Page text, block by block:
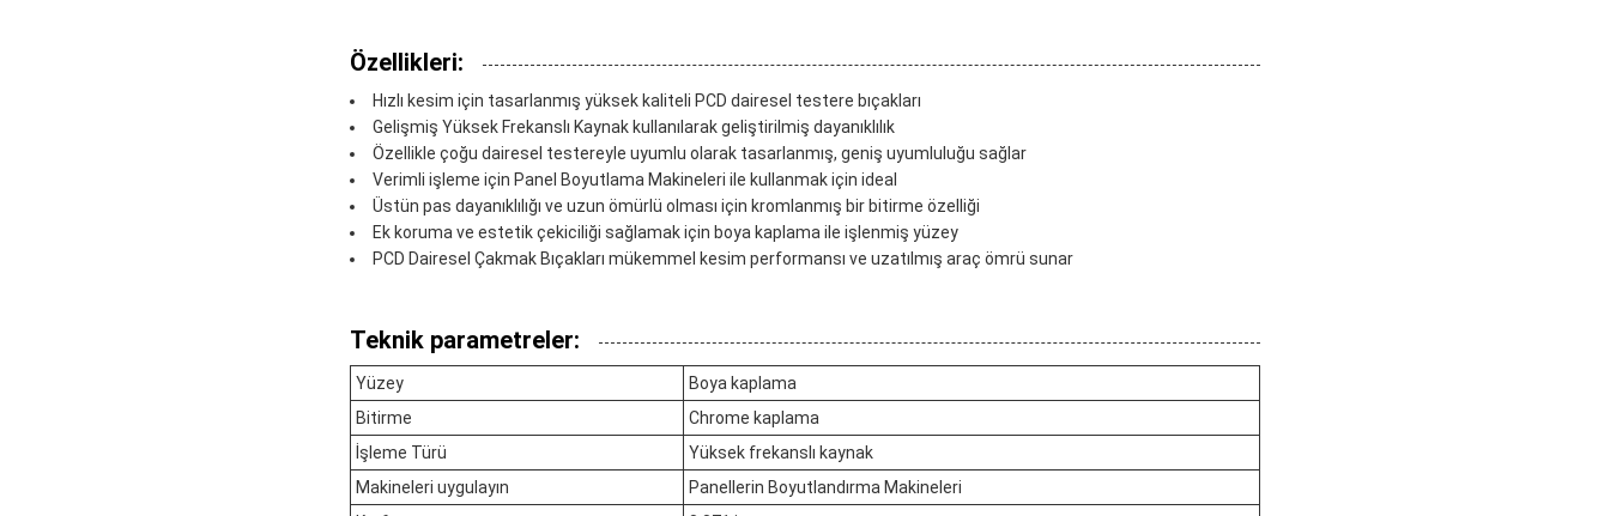
Özellikleri:
Hızlı kesim için tasarlanmış yüksek kaliteli PCD dairesel testere bıçakları
Gelişmiş Yüksek Frekanslı Kaynak kullanılarak geliştirilmiş dayanıklılık
Özellikle çoğu dairesel testereyle uyumlu olarak tasarlanmış, geniş uyumluluğu sağlar
Verimli işleme için Panel Boyutlama Makineleri ile kullanmak için ideal
Üstün pas dayanıklılığı ve uzun ömürlü olması için kromlanmış bir bitirme özelliği
Ek koruma ve estetik çekiciliği sağlamak için boya kaplama ile işlenmiş yüzey
PCD Dairesel Çakmak Bıçakları mükemmel kesim performansı ve uzatılmış araç ömrü sunar
Teknik parametreler:
Yüzey
Boya kaplama
Bitirme
Chrome kaplama
İşleme Türü
Yüksek frekanslı kaynak
Makineleri uygulayın
Panellerin Boyutlandırma Makineleri